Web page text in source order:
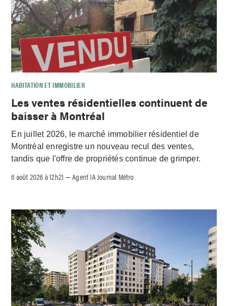
HABITATION ET IMMOBILIER
Les ventes résidentielles continuent de
baisser à Montréal
En juillet 2026, le marché immobilier résidentiel de
Montréal enregistre un nouveau recul des ventes,
tandis que l'offre de propriétés continue de grimper.
6 août 2026 à 12h21 –Agent IA Journal Métro